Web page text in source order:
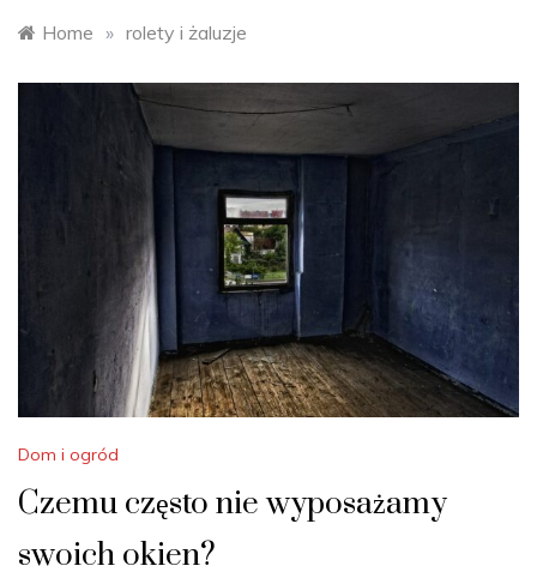
Home » rolety i żaluzje
Dom i ogród
Czemu często nie wyposażamy
swoich okien?